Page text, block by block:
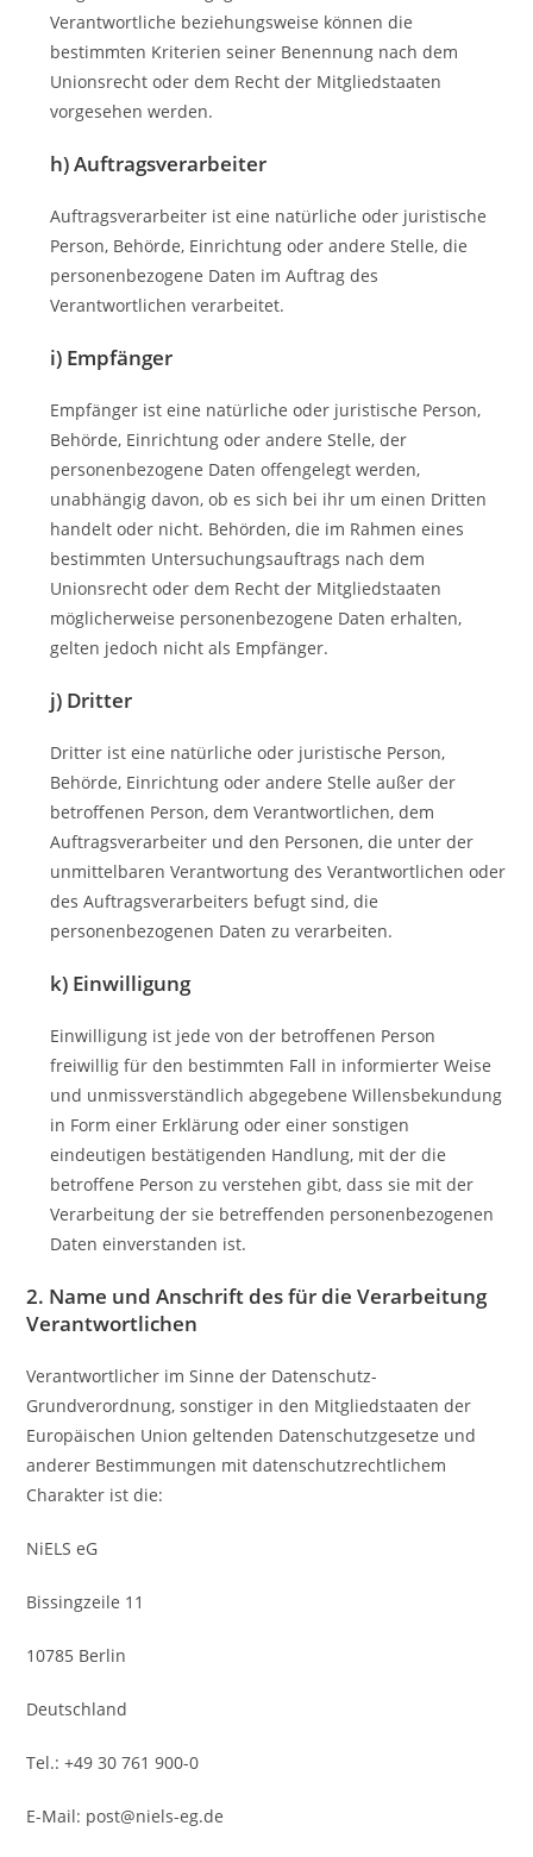
Verantwortliche beziehungsweise können die
bestimmten Kriterien seiner Benennung nach dem
Unionsrecht oder dem Recht der Mitgliedstaaten
vorgesehen werden.
h) Auftragsverarbeiter
Auftragsverarbeiter ist eine natürliche oder juristische
Person, Behörde, Einrichtung oder andere Stelle, die
personenbezogene Daten im Auftrag des
Verantwortlichen verarbeitet.
i) Empfänger
Empfänger ist eine natürliche oder juristische Person,
Behörde, Einrichtung oder andere Stelle, der
personenbezogene Daten offengelegt werden,
unabhängig davon, ob es sich bei ihr um einen Dritten
handelt oder nicht. Behörden, die im Rahmen eines
bestimmten Untersuchungsauftrags nach dem
Unionsrecht oder dem Recht der Mitgliedstaaten
möglicherweise personenbezogene Daten erhalten,
gelten jedoch nicht als Empfänger.
j) Dritter
Dritter ist eine natürliche oder juristische Person,
Behörde, Einrichtung oder andere Stelle außer der
betroffenen Person, dem Verantwortlichen, dem
Auftragsverarbeiter und den Personen, die unter der
unmittelbaren Verantwortung des Verantwortlichen oder
des Auftragsverarbeiters befugt sind, die
personenbezogenen Daten zu verarbeiten.
k) Einwilligung
Einwilligung ist jede von der betroffenen Person
freiwillig für den bestimmten Fall in informierter Weise
und unmissverständlich abgegebene Willensbekundung
in Form einer Erklärung oder einer sonstigen
eindeutigen bestätigenden Handlung, mit der die
betroffene Person zu verstehen gibt, dass sie mit der
Verarbeitung der sie betreffenden personenbezogenen
Daten einverstanden ist.
2. Name und Anschrift des für die Verarbeitung
Verantwortlichen
Verantwortlicher im Sinne der Datenschutz-
Grundverordnung, sonstiger in den Mitgliedstaaten der
Europäischen Union geltenden Datenschutzgesetze und
anderer Bestimmungen mit datenschutzrechtlichem
Charakter ist die:
NiELS eG
Bissingzeile 11
10785 Berlin
Deutschland
Tel.: +49 30 761 900-0
E-Mail: post@niels-eg.de